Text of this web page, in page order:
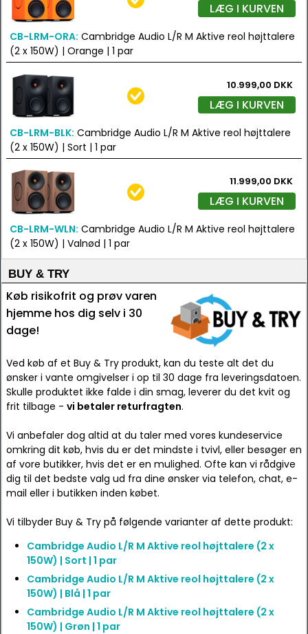
LÆG I KURVEN
CB-LRM-ORA: Cambridge Audio L/R M Aktive reol højttalere
(2 x 150W) | Orange | 1 par
10.999,00 DKK
LÆG I KURVEN
CB-LRM-BLK: Cambridge Audio L/R M Aktive reol højttalere
(2 x 150W) | Sort | 1 par
11.999,00 DKK
LÆG I KURVEN
CB-LRM-WLN: Cambridge Audio L/R M Aktive reol højttalere
(2 x 150W) | Valnød | 1 par
BUY & TRY
Køb risikofrit og prøv varen
hjemme hos dig selv i 30
dage!
Ved køb af et Buy & Try produkt, kan du teste alt det du
ønsker i vante omgivelser i op til 30 dage fra leveringsdatoen.
Skulle produktet ikke falde i din smag, leverer du det kvit og
frit tilbage - vi betaler returfragten.
Vi anbefaler dog altid at du taler med vores kundeservice
omkring dit køb, hvis du er det mindste i tvivl, eller besøger en
af vore butikker, hvis det er en mulighed. Ofte kan vi rådgive
dig til det bedste valg ud fra dine ønsker via telefon, chat, e-
mail eller i butikken inden købet.
Vi tilbyder Buy & Try på følgende varianter af dette produkt:
Cambridge Audio L/R M Aktive reol højttalere (2 x
150W) | Sort | 1 par
Cambridge Audio L/R M Aktive reol højttalere (2 x
150W) | Blå | 1 par
Cambridge Audio L/R M Aktive reol højttalere (2 x
150W) | Grøn | 1 par